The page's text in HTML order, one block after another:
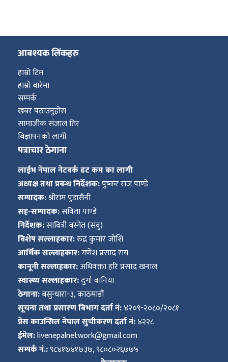
आबश्यक लिंकहरु
हाम्रो टिम
हाम्रो बारेमा
सम्पर्क
खबर पठाउनुहोस
सामाजीक संजाल तिर
बिज्ञापनको लागी
पत्राचार ठेगाना
लाईभ नेपाल नेटवर्क डट कम का लागी
अध्यक्ष तथा प्रबन्ध निर्देशक:पुष्कर राज पाण्डे
सम्पादक:श्रीराम पुडासैनी
सह-सम्पादक:सविता पाण्डे
निर्देशक:सावित्री बस्नेत (सवु)
विशेष सल्लाहकार:रुद्र कुमार जोशि
आर्थिक सल्लाहकार:गणेश प्रसाद राय
कानूनी सल्लाहकार:अधिवक्ता हरि प्रसाद खनाल
स्वास्थ्य सल्लाहकार:दुर्गा वानिया
ठेगाना:बसुन्धारा-३, काठमाडौं
सूचना तथा प्रसारण बिभाग दर्ता नं:४२०९-२०८०/२०८१
प्रेस काउन्सिल नेपाल सुचीकरण दर्ता नं:४२२८
ईमेल:livenepalnetwork@gmail.com
सम्पर्क नं.:९८४१७४१७३७, ९८०८०२६७७५